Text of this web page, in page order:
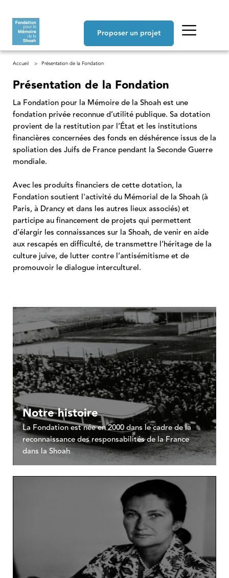
Proposer un projet
Fil d'Ariane
Accueil Présentation de la Fondation
Présentation de la Fondation
La Fondation pour la Mémoire de la Shoah est une
fondation privée reconnue d’utilité publique. Sa dotation
provient de la restitution par l’État et les institutions
financières concernées des fonds en déshérence issus de la
spoliation des Juifs de France pendant la Seconde Guerre
mondiale.
Avec les produits financiers de cette dotation, la
Fondation soutient l'activité du Mémorial de la Shoah (à
Paris, à Drancy et dans les autres lieux associés) et
participe au financement de projets qui permettent
d’élargir les connaissances sur la Shoah, de venir en aide
aux rescapés en difficulté, de transmettre l’héritage de la
culture juive, de lutter contre l’antisémitisme et de
promouvoir le dialogue interculturel.
Notre histoire
La Fondation est née en 2000 dans le cadre de la
reconnaissance des responsabilités de la France
dans la Shoah